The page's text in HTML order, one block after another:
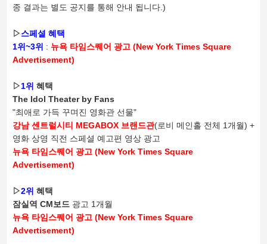
종 결과는 별도 공지를 통해 안내 됩니다.)
▷스페셜 혜택
1위~3위 : 뉴욕 타임스퀘어 광고 (New York Times Square
Advertisement)
▷1위 혜택
The Idol Theater by Fans
"최애로 가득 꾸며진 영화관 선물"
강남 센트럴시티 MEGABOX 브랜드관(로비 메인홀 전체 1개월) +
영화 상영 직전 스페셜 예고편 영상 광고
뉴욕 타임스퀘어 광고 (New York Times Square
Advertisement)
▷2위 혜택
잠실역 CM보드 광고 1개월
뉴욕 타임스퀘어 광고 (New York Times Square
Advertisement)